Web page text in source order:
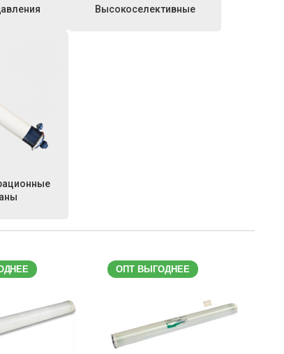
Высокоселективные
ОПТ ВЫГОДНЕЕ